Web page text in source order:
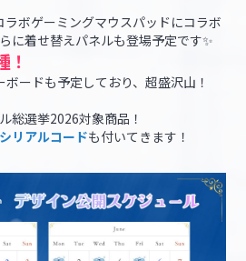
ラボゲーミングマウスパッドにコラボ
に着せ替えパネルも登場予定です✨
！
ードも予定しており、超盛沢山！
総選挙2026対象商品！
リアルコードも付いてきます！